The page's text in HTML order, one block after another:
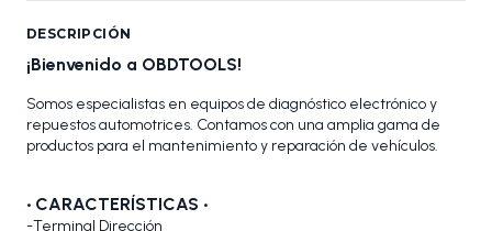
DESCRIPCIÓN
¡Bienvenido a OBDTOOLS!
Somos especialistas en equipos de diagnóstico electrónico y
repuestos automotrices. Contamos con una amplia gama de
productos para el mantenimiento y reparación de vehículos.
• CARACTERÍSTICAS •
-Terminal Dirección